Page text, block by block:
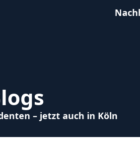
– jetzt auch in Köln